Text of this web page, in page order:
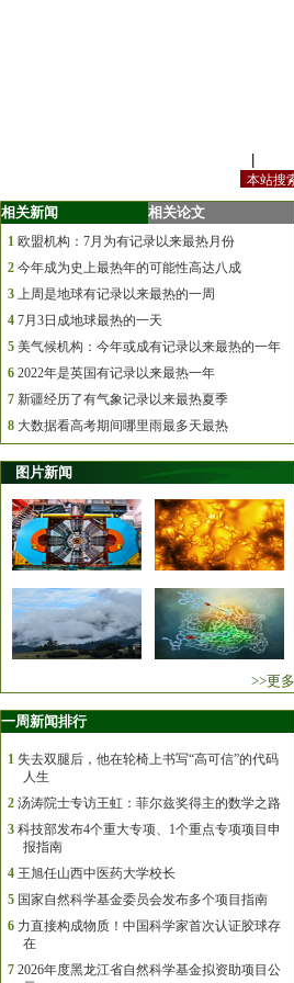
相关新闻 相关论文
1 欧盟机构：7月为有记录以来最热月份
2 今年成为史上最热年的可能性高达八成
3 上周是地球有记录以来最热的一周
4 7月3日成地球最热的一天
5 美气候机构：今年或成有记录以来最热的一年
6 2022年是英国有记录以来最热一年
7 新疆经历了有气象记录以来最热夏季
8 大数据看高考期间哪里雨最多天最热
图片新闻
>>更多
一周新闻排行
1 失去双腿后，他在轮椅上书写“高可信”的代码
人生
2 汤涛院士专访王虹：菲尔兹奖得主的数学之路
3 科技部发布4个重大专项、1个重点专项项目申
报指南
4 王旭任山西中医药大学校长
5 国家自然科学基金委员会发布多个项目指南
6 力直接构成物质！中国科学家首次认证胶球存
在
7 2026年度黑龙江省自然科学基金拟资助项目公